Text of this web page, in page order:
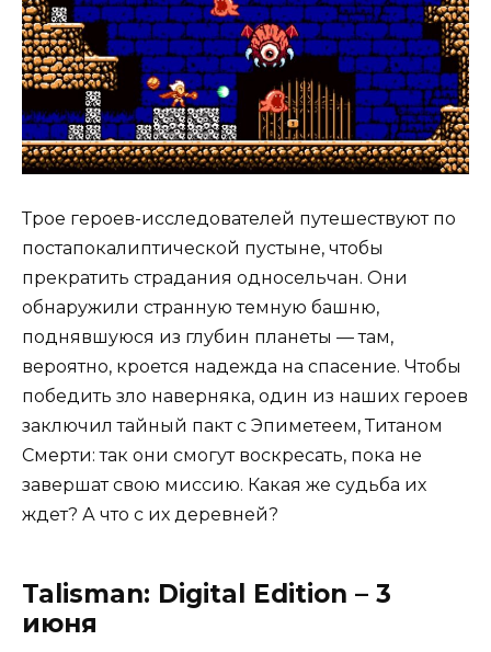
Трое героев-исследователей путешествуют по
постапокалиптической пустыне, чтобы
прекратить страдания односельчан. Они
обнаружили странную темную башню,
поднявшуюся из глубин планеты — там,
вероятно, кроется надежда на спасение. Чтобы
победить зло наверняка, один из наших героев
заключил тайный пакт с Эпиметеем, Титаном
Смерти: так они смогут воскресать, пока не
завершат свою миссию. Какая же судьба их
ждет? А что с их деревней?
Talisman: Digital Edition – 3
июня